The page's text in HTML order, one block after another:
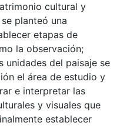
cultural y
planteó una
etapas de
la observación;
unidades del paisaje se
el área de estudio y
e interpretar las
y visuales que
establecer